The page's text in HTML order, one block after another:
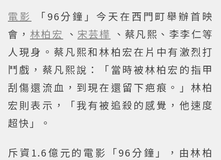
電影
「96分鐘」今天在西門町舉辦首映
會， 林柏宏 、 宋芸樺 、蔡凡熙、李李仁等
人現身。蔡凡熙和林柏宏在片中有激烈打
鬥戲，蔡凡熙說：「當時被林柏宏的指甲
刮傷還流血，到現在還留下疤痕。」林柏
宏則表示，「我有被追殺的感覺，他速度
超快」。
斥資1.6億元的電影「96分鐘」，由林柏